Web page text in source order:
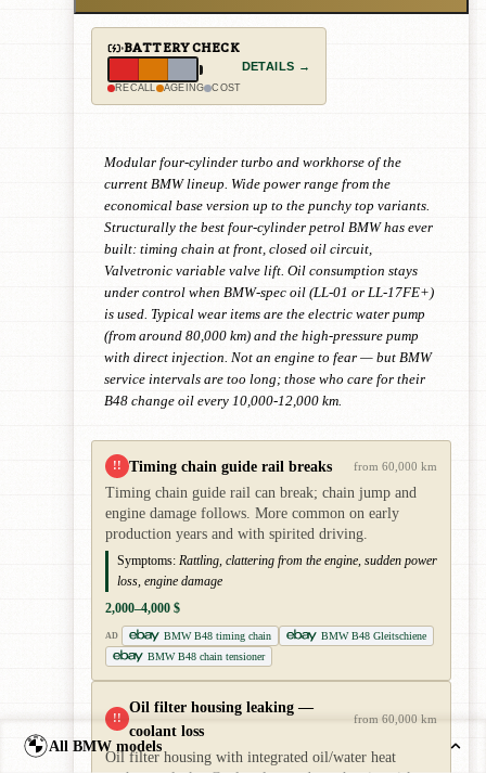
BATTERY CHECK
RECALL AGEING COST
DETAILS →
Modular four-cylinder turbo and workhorse of the
current BMW lineup. Wide power range from the
economical base version up to the punchy top variants.
Structurally the best four-cylinder petrol BMW has ever
built: timing chain at front, closed oil circuit,
Valvetronic variable valve lift. Oil consumption stays
under control when BMW-spec oil (LL-01 or LL-17FE+)
is used. Typical wear items are the electric water pump
(from around 80,000 km) and the high-pressure pump
with direct injection. Not an engine to fear — but BMW
service intervals are too long; those who care for their
B48 change oil every 10,000-12,000 km.
!! Timing chain guide rail breaks from 60,000 km
Timing chain guide rail can break; chain jump and
engine damage follows. More common on early
production years and with spirited driving.
Symptoms: Rattling, clattering from the engine, sudden power
loss, engine damage
2,000–4,000 $
AD BMW B48 timing chain
BMW B48 Gleitschiene
BMW B48 chain tensioner
!!
Oil filter housing leaking —
coolant loss
from 60,000 km
Oil filter housing with integrated oil/water heat
All BMW models